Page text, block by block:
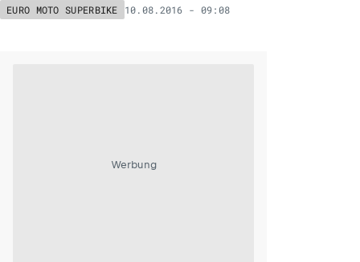
EURO MOTO SUPERBIKE 10.08.2016 - 09:08
Werbung